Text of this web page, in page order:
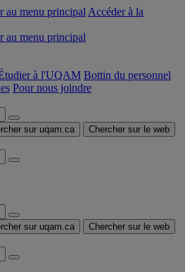
au menu principal Accéder à la
au menu principal
à l'UQAM Bottin du personnel
Pour nous joindre
sur uqam.ca Chercher sur le web
sur uqam.ca Chercher sur le web